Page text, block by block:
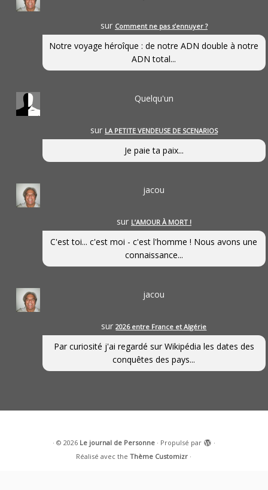
sur Comment ne pas s’ennuyer ?
Notre voyage héroîque : de notre ADN double à notre
ADN total...
Quelqu'un
sur LA PETITE VENDEUSE DE SCENARIOS
Je paie ta paix...
jacou
sur L’AMOUR À MORT !
C'est toi... c'est moi - c'est l'homme ! Nous avons une
connaissance...
jacou
sur2026 entre France et Algérie
Par curiosité j'ai regardé sur Wikipédia les dates des
conquêtes des pays...
· © 2026 Le journal de Personne· Propulsé par
·
Réalisé avec theThème Customizr ·